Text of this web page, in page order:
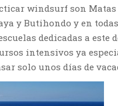
windsurf son Matas
y Butihondo y en
dedicadas a este
intensivos ya
solo unos días de